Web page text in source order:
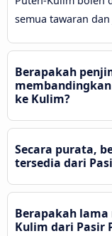
semua tawaran
Berapakah
ke Kulim?
Secara purata,
tersedia dari
Berapakah
Kulim dari Pasir